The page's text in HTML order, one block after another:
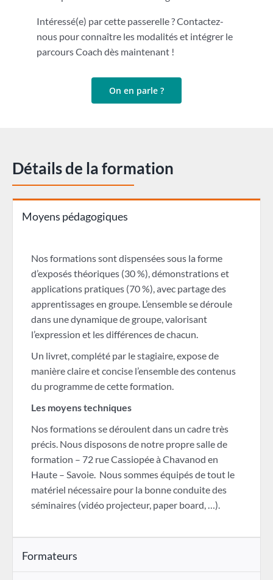
Intéressé(e) par cette passerelle ? Contactez-
nous pour connaître les modalités et intégrer le
parcours Coach dès maintenant !
On en parle ?
Détails de la formation
Moyens pédagogiques
Nos formations sont dispensées sous la forme
d’exposés théoriques (30 %), démonstrations et
applications pratiques (70 %), avec partage des
apprentissages en groupe. L’ensemble se déroule
dans une dynamique de groupe, valorisant
l’expression et les différences de chacun.
Un livret, complété par le stagiaire, expose de
manière claire et concise l’ensemble des contenus
du programme de cette formation.
Les moyens techniques
Nos formations se déroulent dans un cadre très
précis. Nous disposons de notre propre salle de
formation – 72 rue Cassiopée à Chavanod en
Haute – Savoie. Nous sommes équipés de tout le
matériel nécessaire pour la bonne conduite des
séminaires (vidéo projecteur, paper board, …).
Formateurs